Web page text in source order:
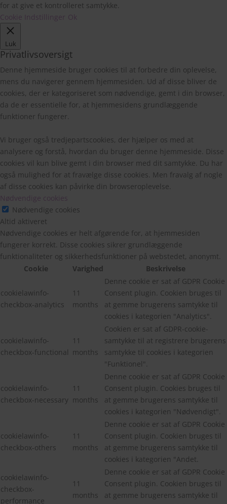
for at give et kontrolleret samtykke.
Cookie Indstillinger Ok
Luk
Privatlivsoversigt
Denne hjemmeside bruger cookies til at forbedre din oplevelse,
mens du navigerer gennem hjemmesiden. Ud af disse bliver de
cookies, der er kategoriseret som nødvendige, gemt i din browser,
da de er essentielle for, at hjemmesidens grundlæggende
funktioner fungerer.
Vi bruger også tredjepartscookies, der hjælper os med at
analysere og forstå, hvordan du bruger denne hjemmeside. Disse
cookies vil kun blive gemt i din browser med dit samtykke. Du har
også mulighed for at fravælge disse cookies. Men fravalg af nogle
af disse cookies kan påvirke din browseroplevelse.
Nødvendige cookies
Nødvendige cookies
Altid aktiveret
Nødvendige cookies er helt afgørende for, at hjemmesiden
fungerer korrekt. Disse cookies sikrer grundlæggende
funktionaliteter og sikkerhedsfunktioner på webstedet, anonymt.
Cookie
Varighed Beskrivelse
cookielawinfo-
checkbox-analytics
11
months
Denne cookie er sat af GDPR Cookie
Consent plugin. Cookien bruges til
at gemme brugerens samtykke til
cookies i kategorien "Analytics".
cookielawinfo-
checkbox-functional
11
months
Cookien er sat af GDPR-cookie-
samtykke til at registrere brugerens
samtykke til cookies i kategorien
"Funktionel".
cookielawinfo-
checkbox-necessary
11
months
Denne cookie er sat af GDPR Cookie
Consent plugin. Cookies bruges til
at gemme brugerens samtykke til
cookies i kategorien "Nødvendigt".
cookielawinfo-
checkbox-others
11
months
Denne cookie er sat af GDPR Cookie
Consent plugin. Cookien bruges til
at gemme brugerens samtykke til
cookies i kategorien "Andet.
cookielawinfo-
checkbox-
performance
11
months
Denne cookie er sat af GDPR Cookie
Consent plugin. Cookien bruges til
at gemme brugerens samtykke til